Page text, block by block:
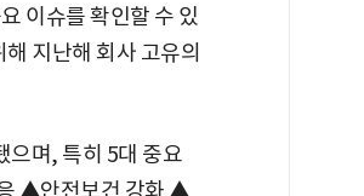
이슈를 확인할 수 있
지난해 회사 고유의
으며, 특히 5대 중요
▲안전보건 강화 ▲